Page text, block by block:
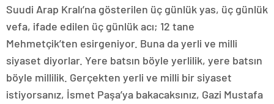
Suudi Arap Kralı’na gösterilen üç günlük yas, üç günlük
vefa, ifade edilen üç günlük acı; 12 tane
Mehmetçik’ten esirgeniyor. Buna da yerli ve milli
siyaset diyorlar. Yere batsın böyle yerlilik, yere batsın
böyle millilik. Gerçekten yerli ve milli bir siyaset
istiyorsanız, İsmet Paşa’ya bakacaksınız, Gazi Mustafa